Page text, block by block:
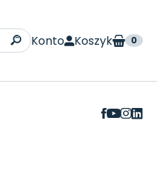
Konto Koszyk 0